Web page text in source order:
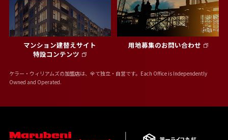
マンション建替えサイト
特設コンテンツ
用地募集のお問い合わせ
ケラー・ウィリアムズの加盟店は、全て独立・自営です。Each Office is Independently
Owned and Operated.